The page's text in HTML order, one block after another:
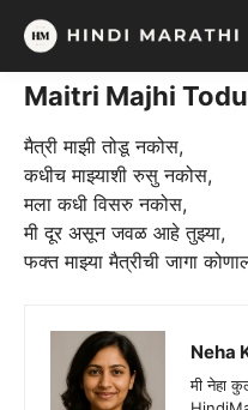
Skip
content
Maitri Majhi
मैत्री माझी तोडू नकोस,
कधीच माझ्याशी रुसु नकोस,
मला कधी विसरु नकोस,
मी दूर असून जवळ आहे तुझ्या,
फक्त माझ्या मैत्रीची जागा
Neha
मी नेहा